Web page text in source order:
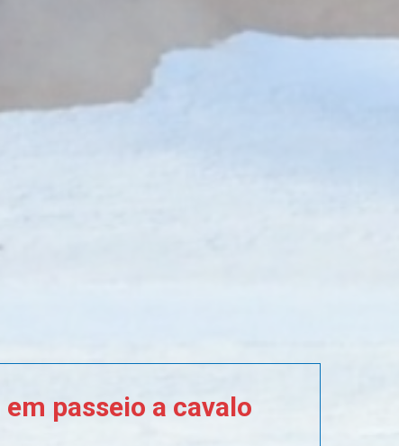
em passeio a cavalo